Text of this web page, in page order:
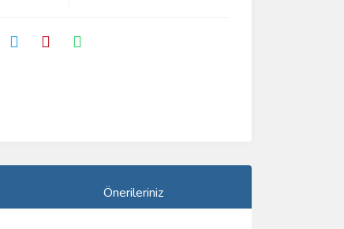
Önerileriniz